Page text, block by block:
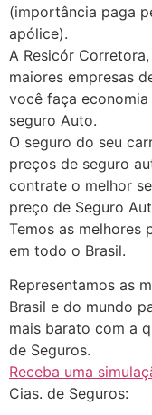
(importância paga
apólice).
A Resicór
maiores empresas
você faça
seguro Auto.
O seguro do seu
preços de seguro
contrate o melhor
preço de Seguro
Temos as melhores
em todo o Brasil.
Representamos as
Brasil e do mundo
mais barato com a
de Seguros.
Receba uma
Cias. de Seguros: